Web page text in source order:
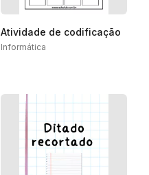
Atividade de codificação
Informática